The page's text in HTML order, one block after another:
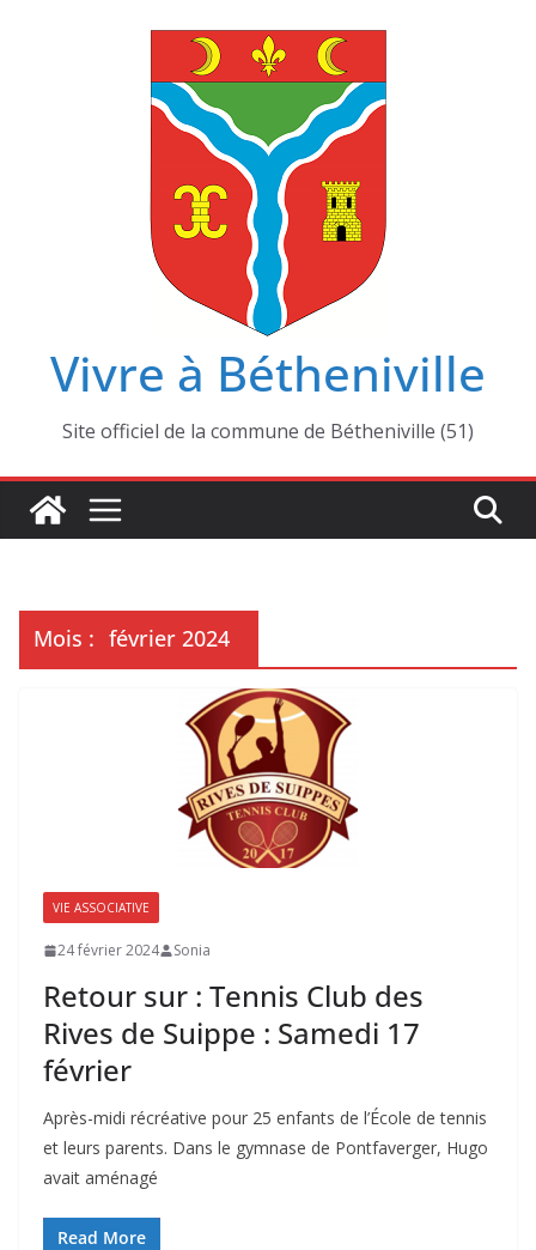
Vivre à Bétheniville
Site officiel de la commune de Bétheniville (51)
Mois : février 2024
VIE ASSOCIATIVE
24 février 2024 Sonia
Retour sur : Tennis Club des
Rives de Suippe : Samedi 17
février
Après-midi récréative pour 25 enfants de l’École de tennis
et leurs parents. Dans le gymnase de Pontfaverger, Hugo
avait aménagé
Read More